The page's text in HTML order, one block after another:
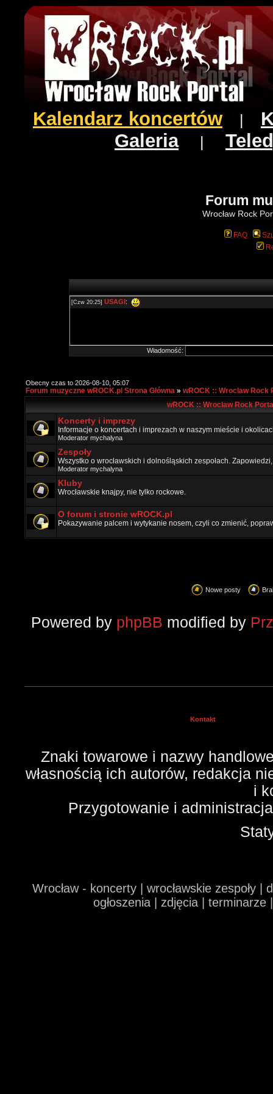
Kalendarz koncertów
Galeria|
Forum
Wrocław Rock
FAQ
Wiadomość:
Obecny czas to 2026-08-10, 05:07
Forum muzyczne wROCK.pl Strona Główna » wROCK :: Wroclaw Rock
wROCK :: Wroclaw Rock
Koncerty i imprezy
Informacje o koncertach i imprezach w naszym mieście i
Moderator mychalyna
Zespoły
Wszystko o wrocławskich i dolnośląskich zespołach.
Moderator mychalyna
Kluby
Wrocławskie knajpy, nie tylko rockowe.
O forum i stronie wROCK.pl
Pokazywanie palcem i wytykanie nosem, czyli co zmienić,
Nowe posty
Powered by phpBB modified by
Kontakt
Znaki towarowe i nazwy
własnością ich autorów, redakcja
i
Przygotowanie i
Wrocław - koncerty | wrocławskie zespoły
ogłoszenia | zdjęcia |